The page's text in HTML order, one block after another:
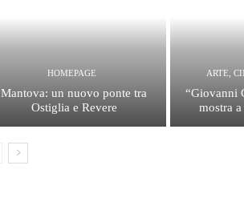
HOMEPAGE
Mantova: un nuovo ponte tra
Ostiglia e Revere
ARTE,
“Giovanni
mostra